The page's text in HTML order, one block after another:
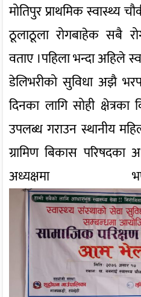
मोतिपुर प्राथमिक स्वास्थ्य
ठूलाठूला रोगबाहेक सबै
वताए ।पहिला भन्दा अहिले
डेलिभरीको सुविधा अझै
दिनका लागि सोही
उपलब्ध गराउन स्थानीय
ग्रामिण बिकास परिषदका
अध्यक्षमा